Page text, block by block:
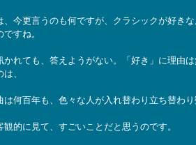
、今更言うのも何ですが、クラシックが好き
すね。
かれても、答えようがない。「好き」に理由
、
は何百年も、色々な人が入れ替わり立ち替わ
観的に見て、すごいことだと思うのです。